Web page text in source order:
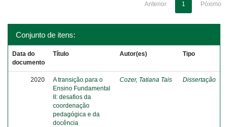
Anterior 1 Póximo
Conjunto de itens:
Data do
documento
Título Autor(es) Tipo
2020
A transição para o
Ensino Fundamental
II: desafios da
coordenação
pedagógica e da
docência
Cozer, Tatiana Tais Dissertação